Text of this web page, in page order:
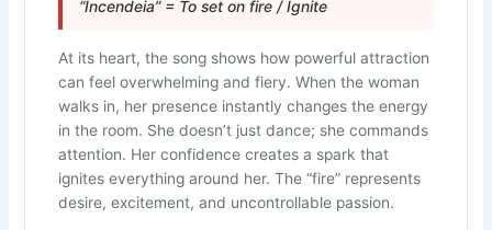
“Incendeia” = To set on fire / Ignite
At its heart, the song shows how powerful attraction
can feel overwhelming and fiery. When the woman
walks in, her presence instantly changes the energy
in the room. She doesn’t just dance; she commands
attention. Her confidence creates a spark that
ignites everything around her. The “fire” represents
desire, excitement, and uncontrollable passion.